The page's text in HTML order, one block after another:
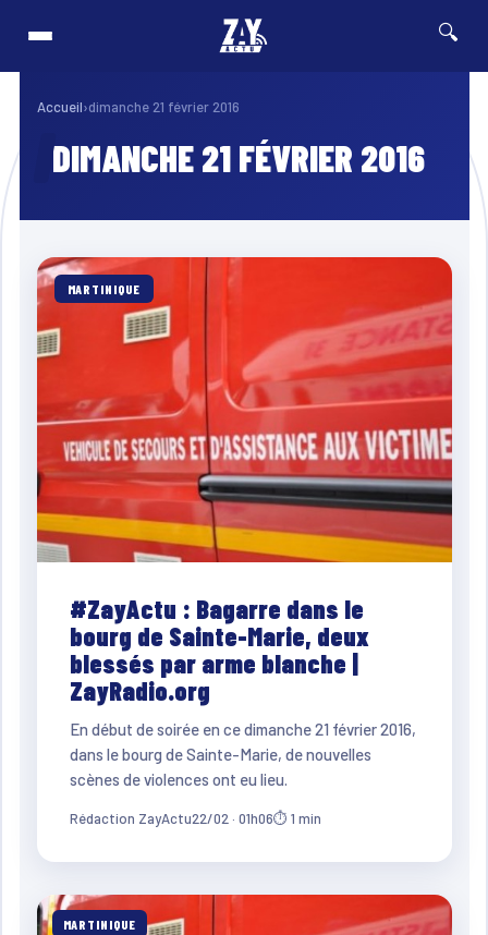
🔍
⚡ Breaking
de Guadeloupe 2026 : Edwin Nubul décroche un Top 10 lors de la 7ᵉ
Accueil›dimanche 21 février 2016
DIMANCHE 21 FÉVRIER 2016
MARTINIQUE
#ZayActu : Bagarre dans le
bourg de Sainte-Marie, deux
blessés par arme blanche |
ZayRadio.org
En début de soirée en ce dimanche 21 février 2016,
dans le bourg de Sainte-Marie, de nouvelles
scènes de violences ont eu lieu.
Rédaction ZayActu22/02 · 01h06⏱ 1 min
MARTINIQUE